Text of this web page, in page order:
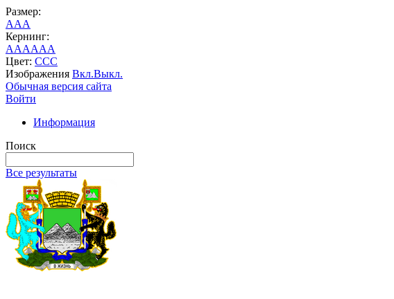
Размер:
AAA
Кернинг:
AAAAAA
Цвет: CCC
Изображения Вкл.Выкл.
Обычная версия сайта
Войти
Информация
Поиск
Все результаты